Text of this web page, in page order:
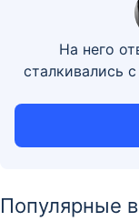
На него
сталкивались
Популярные